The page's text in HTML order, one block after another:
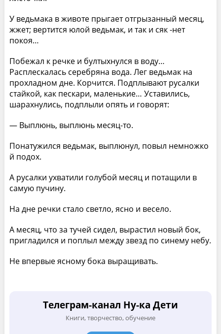
У ведьмака в животе прыгает отгрызанный месяц,
жжет; вертится юлой ведьмак, и так и сяк -нет
покоя…
Побежал к речке и бултыхнулся в воду…
Расплескалась серебряна вода. Лег ведьмак на
прохладном дне. Корчится. Подплывают русалки
стайкой, как пескари, маленькие… Уставились,
шарахнулись, подплыли опять и говорят:
— Выплюнь, выплюнь месяц-то.
Понатужился ведьмак, выплюнул, повыл немножко
й подох.
А русалки ухватили голубой месяц и потащили в
самую пучину.
На дне речки стало светло, ясно и весело.
А месяц, что за тучей сидел, вырастил новый бок,
пригладился и поплыл между звезд по синему небу.
Не впервые ясному бока выращивать.
Телеграм-канал Ну-ка Дети
Книги, творчество, обучение